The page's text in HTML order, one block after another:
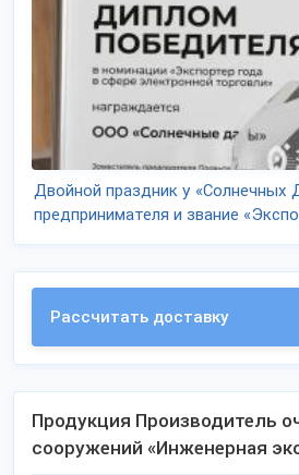
Двойной праздник у «Солнечных
предпринимателя и звание
Рассчитать доставку
Продукция Производитель
сооружений «Инженерная